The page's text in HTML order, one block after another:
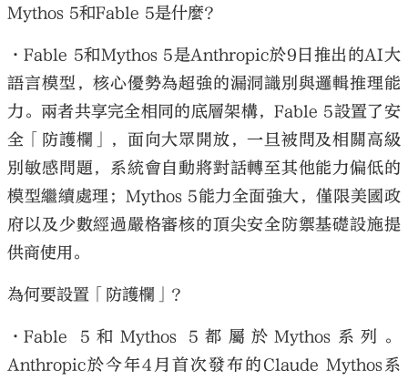
Mythos 5和Fable 5是什麼？
•Fable 5和Mythos 5是Anthropic於9日推出的AI大
語言模型，核心優勢為超強的漏洞識別與邏輯推理能
力。兩者共享完全相同的底層架構，Fable 5設置了安
全「防護欄」，面向大眾開放，一旦被問及相關高級
別敏感問題，系統會自動將對話轉至其他能力偏低的
模型繼續處理；Mythos 5能力全面強大，僅限美國政
府以及少數經過嚴格審核的頂尖安全防禦基礎設施提
供商使用。
為何要設置「防護欄」？
•Fable 5和Mythos 5都屬於Mythos系列。
Anthropic於今年4月首次發布的Claude Mythos系